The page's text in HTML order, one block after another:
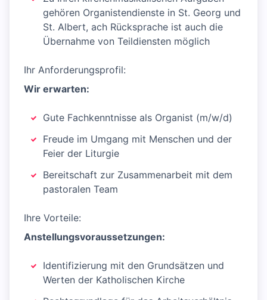
gehören Organistendienste in St. Georg und
St. Albert, ach Rücksprache ist auch die
Übernahme von Teildiensten möglich
Ihr Anforderungsprofil:
Wir erwarten:
Gute Fachkenntnisse als Organist (m/w/d)
Freude im Umgang mit Menschen und der
Feier der Liturgie
Bereitschaft zur Zusammenarbeit mit dem
pastoralen Team
Ihre Vorteile:
Anstellungsvoraussetzungen:
Identifizierung mit den Grundsätzen und
Werten der Katholischen Kirche